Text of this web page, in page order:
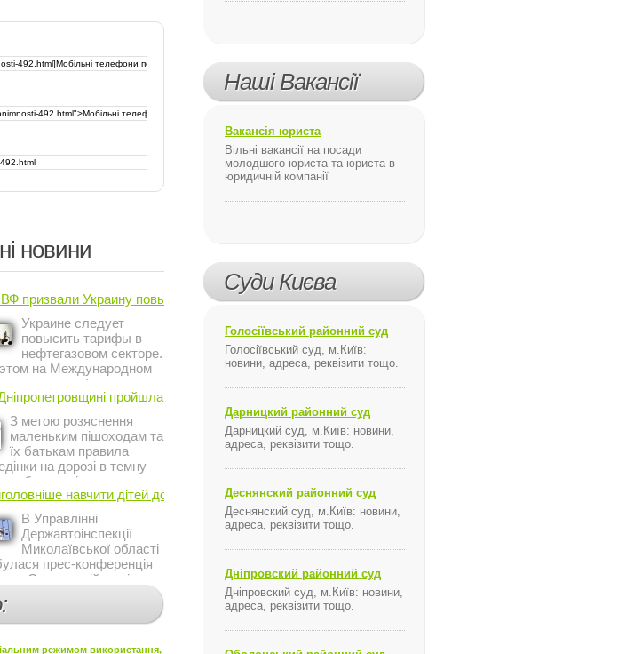
новини
призвали Украину повысить ...
Украине следует
повысить тарифы в
нефтегазовом секторе.
на Международном
форуме в
заявил постоянный
МВФ на
Жером Ваше.
пройшла акція ...
З метою розяснення
маленьким пішоходам та
їх батькам правила
на дорозі в темну
доби, працівники сектору
роботи відділу
з обслуговування міста
Ріг провели ...
навчити дітей дотримуватися ...
В Управлінні
Державтоінспекції
Миколаївської області
прес-конференція
Стан аварійності за
режимом використання, відкритих в установах ПАТ «Державний ощадний банк України» гарантованими
Наші Вакансії
Вакансія юриста
Вільні вакансії на посади
молодшого юриста та юриста в
юридичній компанії
Суди Києва
Голосіївський районний суд
Голосіївський суд, м.Київ:
новини, адреса, реквізити тощо.
Дарницкий районний суд
Дарницкий суд, м.Київ: новини,
адреса, реквізити тощо.
Деснянский районний суд
Деснянский суд, м.Київ: новини,
адреса, реквізити тощо.
Дніпровский районний суд
Дніпровский суд, м.Київ: новини,
адреса, реквізити тощо.